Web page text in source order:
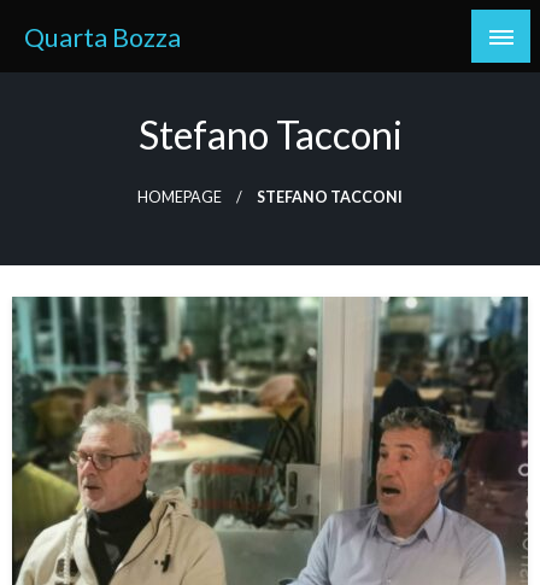
content
Quarta Bozza
Stefano Tacconi
HOMEPAGE STEFANO TACCONI